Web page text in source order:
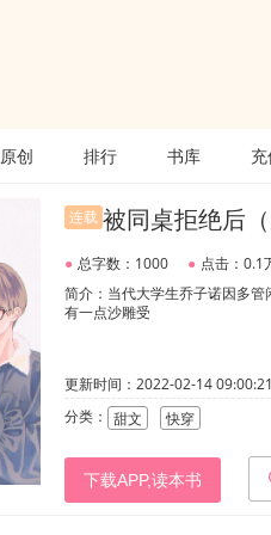
原创 排行 书库
连载 被同桌拒绝后（
● 总字数：1000 ● 点击：0.1
简介：当代大学生乔子诺因多
有一点沙雕受
更新时间：2022-02-14 09:00:21
分类： 甜文 快穿
下载APP,读本书